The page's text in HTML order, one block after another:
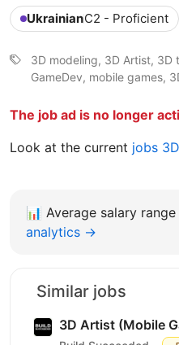
UkrainianC2 - Proficient
3D modeling, 3D Artist, 3D
GameDev, mobile games,
The job ad is no longer
Look at the current jobs
📊 Average salary
analytics →
Similar jobs
3D Artist (Mobile